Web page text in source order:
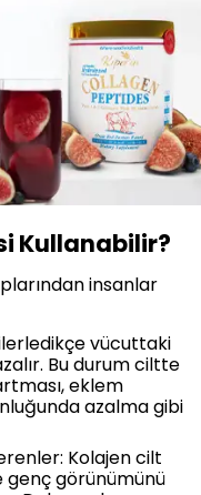
Kullanabilir?
insanlar
vücuttaki
Bu durum ciltte
eklem
azalma gibi
Kolajen cilt
genç görünümünü